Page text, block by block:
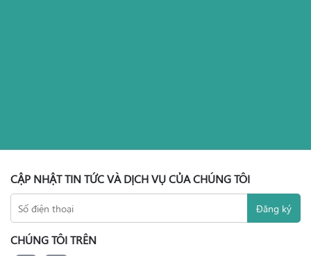
CẬP NHẬT TIN TỨC VÀ DỊCH VỤ CỦA CHÚNG TÔI
CHÚNG TÔI TRÊN